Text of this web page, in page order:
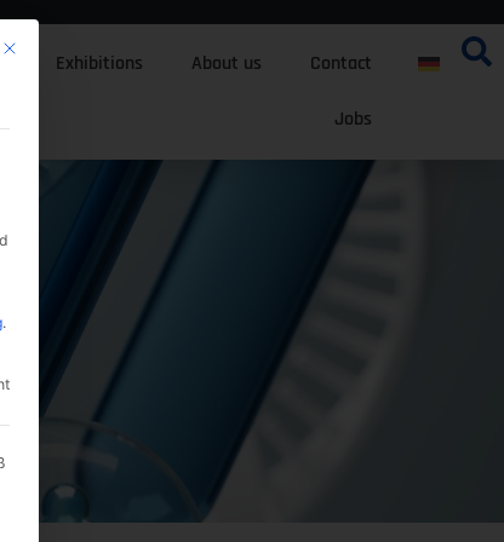
Exhibitions About us Contact
Jobs
Mit diesem Button wird der Dialog geschlossen. Seine Funktionalität ist
.